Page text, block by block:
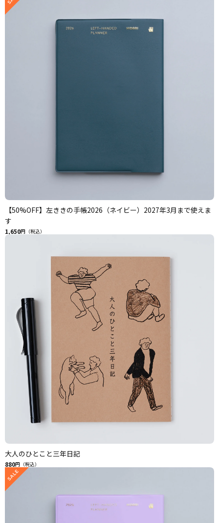
【50%OFF】左ききの手帳2026（ネイビー）2027年3月まで使えま
す
1,650円（税込）
大人のひとこと三年日記
880円（税込）